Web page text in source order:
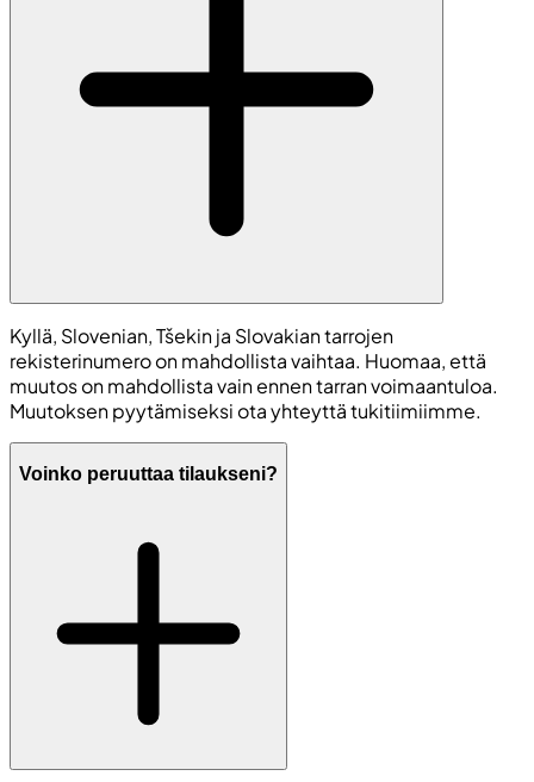
Kyllä, Slovenian, Tšekin ja Slovakian tarrojen
rekisterinumero on mahdollista vaihtaa. Huomaa, että
muutos on mahdollista vain ennen tarran voimaantuloa.
Muutoksen pyytämiseksi ota yhteyttä tukitiimiimme.
Voinko peruuttaa tilaukseni?